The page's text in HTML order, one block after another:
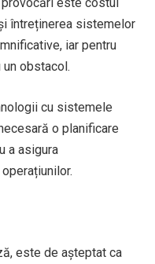
este costul
întreținerea sistemelor
iar pentru
obstacol.
cu sistemele
o planificare
a asigura
este de așteptat ca